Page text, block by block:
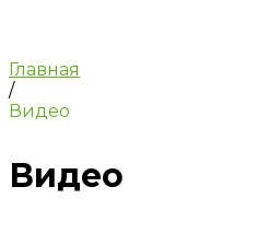
Главная
/
Видео
Видео